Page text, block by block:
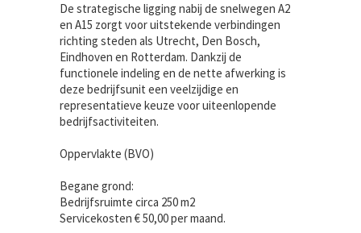
De strategische ligging nabij de snelwegen A2
en A15 zorgt voor uitstekende verbindingen
richting steden als Utrecht, Den Bosch,
Eindhoven en Rotterdam. Dankzij de
functionele indeling en de nette afwerking is
deze bedrijfsunit een veelzijdige en
representatieve keuze voor uiteenlopende
bedrijfsactiviteiten.
Oppervlakte (BVO)
Begane grond:
Bedrijfsruimte circa 250 m2
Servicekosten € 50,00 per maand.